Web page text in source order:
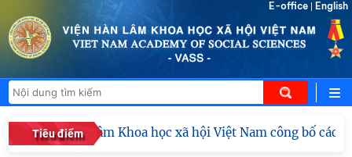
E-office English
Tiêu điểm
Viện Hàn lâm Khoa học xã hội Việt Nam công bố các